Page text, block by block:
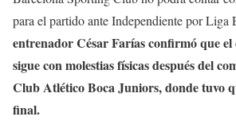
para el partido ante Independiente por Liga
entrenador César Farías confirmó que
sigue con molestias físicas después del
Club Atlético Boca Juniors, donde tuvo
final.